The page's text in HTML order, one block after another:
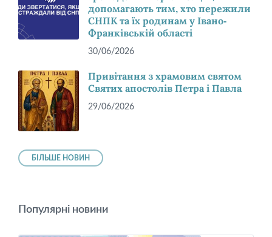
допомагають тим, хто пережили
СНПК та їх родинам у Івано-
Франківській області
30/06/2026
Привітання з храмовим святом
Святих апостолів Петра і Павла
29/06/2026
БІЛЬШЕ НОВИН
Популярні новини